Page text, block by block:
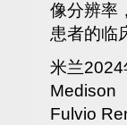
像分辨率
患者的临
米兰2024
Medison
Fulvio